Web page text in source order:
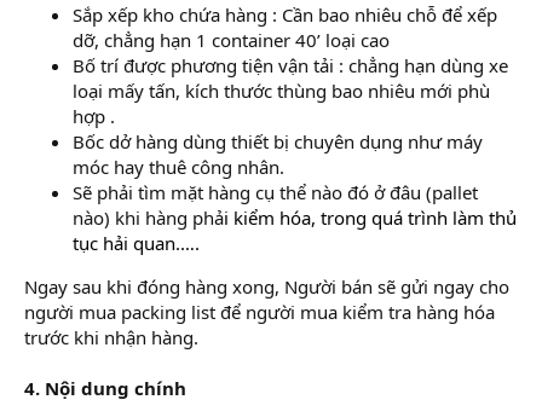
Sắp xếp kho chứa hàng : Cần bao nhiêu chỗ để xếp
dỡ, chẳng hạn 1 container 40’ loại cao
Bố trí được phương tiện vận tải : chẳng hạn dùng xe
loại mấy tấn, kích thước thùng bao nhiêu mới phù
hợp .
Bốc dở hàng dùng thiết bị chuyên dụng như máy
móc hay thuê công nhân.
Sẽ phải tìm mặt hàng cụ thể nào đó ở đâu (pallet
nào) khi hàng phải kiểm hóa, trong quá trình làm thủ
tục hải quan.….
Ngay sau khi đóng hàng xong, Người bán sẽ gửi ngay cho
người mua packing list để người mua kiểm tra hàng hóa
trước khi nhận hàng.
4. Nội dung chính